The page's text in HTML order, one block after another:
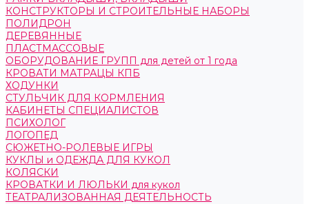
КОНСТРУКТОРЫ И СТРОИТЕЛЬНЫЕ НАБОРЫ
ПОЛИДРОН
ДЕРЕВЯННЫЕ
ПЛАСТМАССОВЫЕ
ОБОРУДОВАНИЕ ГРУПП для детей от 1 года
КРОВАТИ МАТРАЦЫ КПБ
ХОДУНКИ
СТУЛЬЧИК ДЛЯ КОРМЛЕНИЯ
КАБИНЕТЫ СПЕЦИАЛИСТОВ
ПСИХОЛОГ
ЛОГОПЕД
СЮЖЕТНО-РОЛЕВЫЕ ИГРЫ
КУКЛЫ и ОДЕЖДА ДЛЯ КУКОЛ
КОЛЯСКИ
КРОВАТКИ И ЛЮЛЬКИ для кукол
ТЕАТРАЛИЗОВАННАЯ ДЕЯТЕЛЬНОСТЬ